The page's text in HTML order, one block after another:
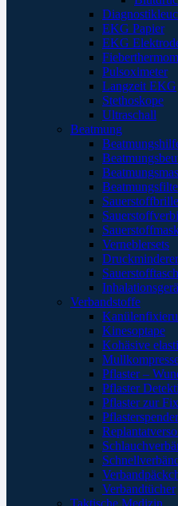
EKG Papier
EKG
Pulsoximeter
Langzeit EKG
Stethoskope
Ultraschall
Beatmung
Verneblersets
Verbandstoffe
Kinesoptape
Kohäsive
Pflaster –
Pflaster
Pflaster zur
Pflasterspender
Verbandtücher
Taktische Medizin